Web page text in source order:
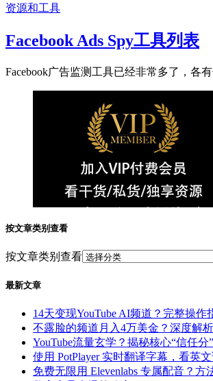
资源和工具
Facebook Ads Spy工具列表
Facebook广告监测工具已经非常多了，各
按文章类别查看
按文章类别查看
最新文章
14天变现YouTube AI频道？完整操作
不露脸的频道月入4万美金？深度解
YouTube流量玄学？揭秘核心“信任分”
使用 PotPlayer 实时翻译字幕，看英
免费无限用 Elevenlabs 专属配音？方